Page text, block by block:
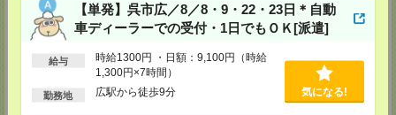
【単発】呉市広／8／8・9・22・23日＊自動
車ディーラーでの受付・1日でもＯＫ[派遣]
給与
時給1300円 ・日額：9,100円（時給
1,300円×7時間）
勤務地 広駅から徒歩9分 気になる!
所要時間
【電話登録】30分程度
・経験やご希望などをインタビュー
・お仕事のご紹介など
【来社登録】約1.5～2時間＊経験・ご希望による